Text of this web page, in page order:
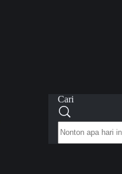
Cari